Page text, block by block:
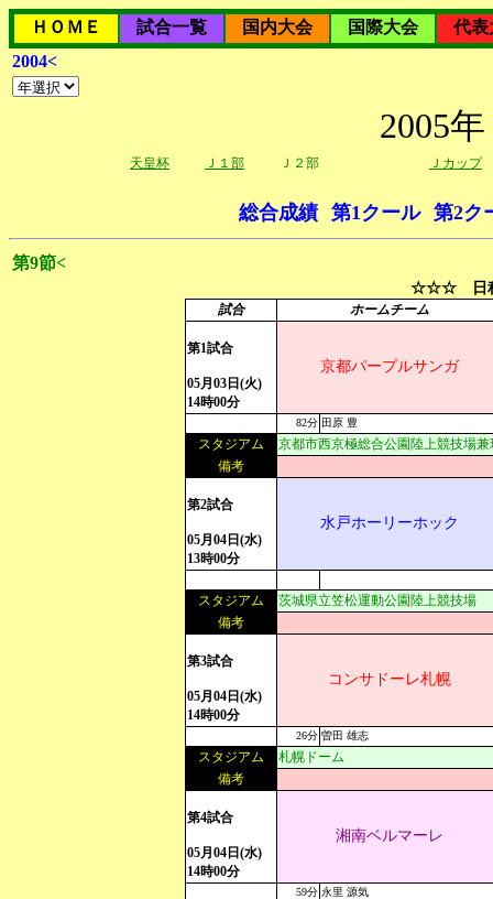
ＨＯＭＥ 試合一覧 国内大会 国際大会
代表
2004<
2005
天皇杯 Ｊ１部 Ｊ２部 Ｊカップ
総合成績 第1クール 第2ク
第9節<
☆☆☆ 日
試合 ホームチーム
第1試合
05月03日(火)
14時00分
京都パープルサンガ
82分 田原 豊
スタジアム
京都市西京極総合公園陸上競技場兼
備考
第2試合
05月04日(水)
13時00分
水戸ホーリーホック
スタジアム
茨城県立笠松運動公園陸上競技場
備考
第3試合
05月04日(水)
14時00分
コンサドーレ札幌
26分 曽田 雄志
スタジアム
札幌ドーム
備考
第4試合
05月04日(水)
14時00分
湘南ベルマーレ
59分 永里 源気